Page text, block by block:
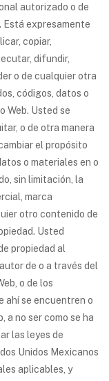
autorizado o de
Está expresamente
copiar,
difundir,
o de cualquier otra
códigos, datos o
Web. Usted se
o de otra manera
el propósito
o materiales en o
sin limitación, la
marca
otro contenido de
Usted
propiedad al
de o a través del
o de los
ahí se encuentren o
a no ser como se ha
las leyes de
Unidos Mexicanos
aplicables, y